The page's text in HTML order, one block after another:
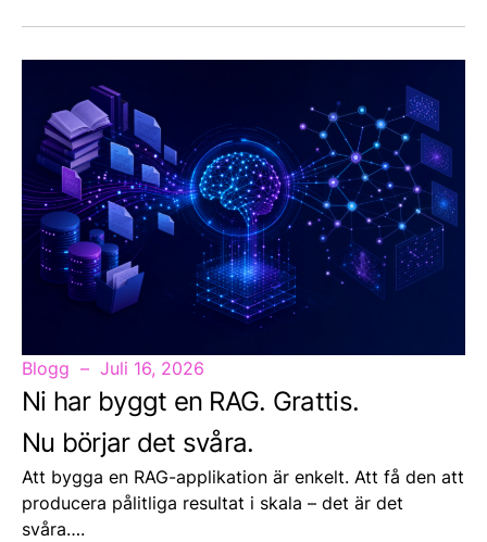
Blogg Juli 16, 2026
Ni har byggt en RAG. Grattis.
Nu börjar det svåra.
Att bygga en RAG-applikation är enkelt. Att få den att
producera pålitliga resultat i skala – det är det
svåra….